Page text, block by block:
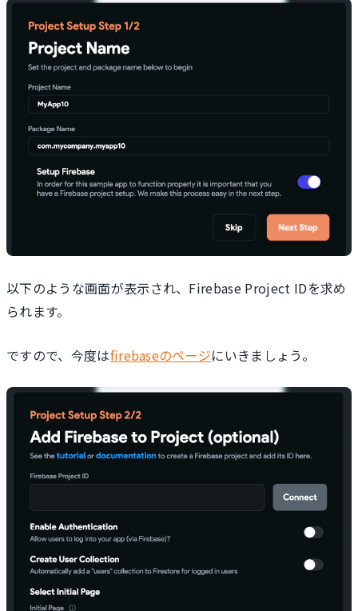
以下のような画面が表示され、Firebase Project IDを求め
られます。
ですので、今度はfirebaseのページにいきましょう。